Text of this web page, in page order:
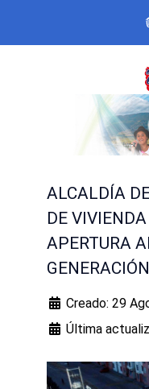
ALCALDÍA
DE
APERTURA
Creado: 29
Última